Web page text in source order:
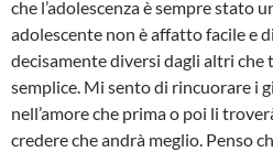
che l’adolescenza è sempre stato
adolescente non è affatto facile e
decisamente diversi dagli altri che
semplice. Mi sento di rincuorare i
nell’amore che prima o poi li
credere che andrà meglio. Penso